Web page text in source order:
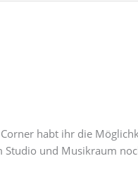
habt ihr die
und Musikraum